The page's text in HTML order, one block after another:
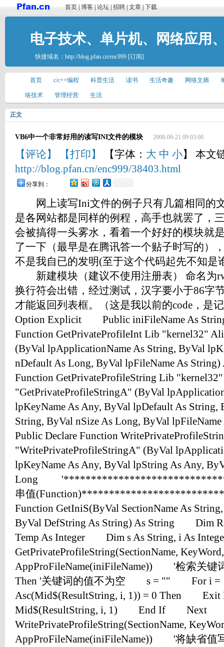
首页 博客 论坛 招聘 文章 下载
电子技术、单片机、网络应用
快捷域名： http://blog.pfan.cn/enc999 [订阅]
首页 c/c++编程 科普生活 读书 生活奇趣 网络文摘
络技术 管理经营 生活
正文
VB6中一个非常好用的读写INI文件的模块 2008-09-21 09:03:00
【评论】 【打印】 【字体： 大 中 小】 本文
http://blog.pfan.cn/enc999/38403.html
分享到：
网上读写Ini文件的例子只有几篇相同的
是各网站都是同样的例程，高手也就罢了，
会被搞得一头雾水，看着一个好好的模块
了一下（最早是在腾讯答一个贴子时写的）
不是我自已的发明(至于这个代码起先不知是
新建模块（建议不使用注册表） 命名
换行符会出错，经过测试，汉字要小于86字
才能返回列表框。（这是我以前的code，
Option Explicit Public iniFileName As
Function GetPrivateProfileInt Lib "kernel32"
(ByVal lpApplicationName As String, ByVal
nDefault As Long, ByVal lpFileName As
Function GetPrivateProfileString Lib
"GetPrivateProfileStringA" (ByVal
lpKeyName As Any, ByVal lpDefault As String,
String, ByVal nSize As Long, ByVal
Public Declare Function
"WritePrivateProfileStringA" (ByVal
lpKeyName As Any, ByVal lpString As Any,
Long
串值
Function GetIniS(ByVal SectionName As
ByVal DefString As String) As String Dim
Temp As Integer Dim s As String, i As
GetPrivateProfileString(SectionName,
AppProFileName(iniFileName)) '检索关
Then '关键词的值不为空 s = "" For i
Asc(Mid$(ResultString, i, 1)) = 0 Then
Mid$(ResultString, i, 1) End If Next
WritePrivateProfileString(SectionName,
AppProFileName(iniFileName)) '将缺省